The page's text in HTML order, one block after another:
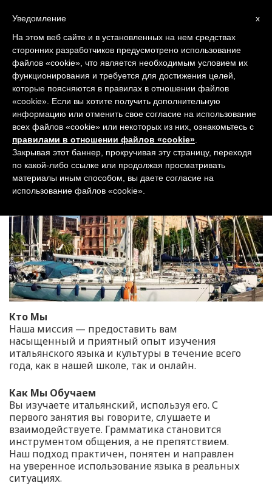
Добро пожаловать в
школу One World
Italiano!
Кто Мы
Наша миссия — предоставить вам
насыщенный и приятный опыт изучения
итальянского языка и культуры в течение всего
года, как в нашей школе, так и онлайн.
Как Мы Обучаем
Вы изучаете итальянский, используя его. С
первого занятия вы говорите, слушаете и
взаимодействуете. Грамматика становится
инструментом общения, а не препятствием.
Наш подход практичен, понятен и направлен
на уверенное использование языка в реальных
ситуациях.
x
Уведомление
На этом веб сайте и в установленных на нем средствах
сторонних разработчиков предусмотрено использование
файлов «cookie», что является необходимым условием их
функционирования и требуется для достижения целей,
которые поясняются в правилах в отношении файлов
«cookie». Если вы хотите получить дополнительную
информацию или отменить свое согласие на использование
всех файлов «cookie» или некоторых из них, ознакомьтесь с
правилами в отношении файлов «cookie»
Закрывая этот баннер, прокручивая эту страницу, переходя
по какой-либо ссылке или продолжая просматривать
материалы иным способом, вы даете согласие на
использование файлов «cookie».